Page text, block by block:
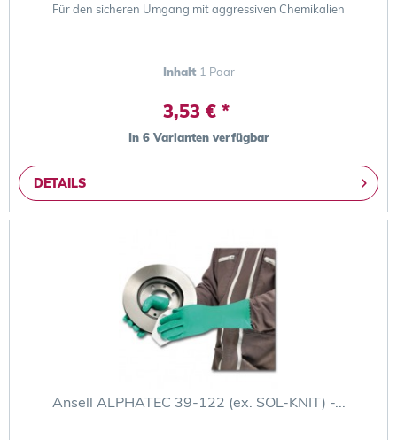
Für den sicheren Umgang mit aggressiven Chemikalien
Inhalt 1 Paar
3,53 € *
In 6 Varianten verfügbar
DETAILS
Ansell ALPHATEC 39-122 (ex. SOL-KNIT) -...